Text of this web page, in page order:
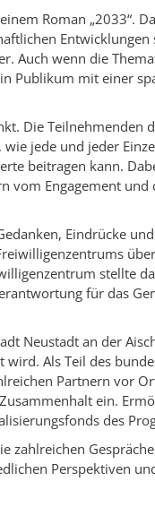
Roman „2033“.
Entwicklungen
Auch wenn die
Publikum mit einer
Die Teilnehmenden
jede und jeder
beitragen kann.
vom Engagement und
Eindrücke
stellte
für das
Neustadt an der
Als Teil des
Partnern vor
ein.
des
zahlreichen
Perspektiven